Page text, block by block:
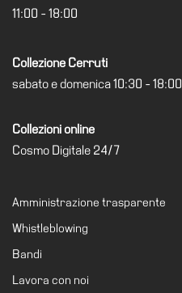
EN
Biglietti
Chi
siamo
Media
Organizza
evento
11:00 - 18:00
Collezione Cerruti
sabato e domenica 10:30 - 18:00
Collezioni online
Cosmo Digitale 24/7
Amministrazione trasparente
Whistleblowing
Bandi
Lavora con noi